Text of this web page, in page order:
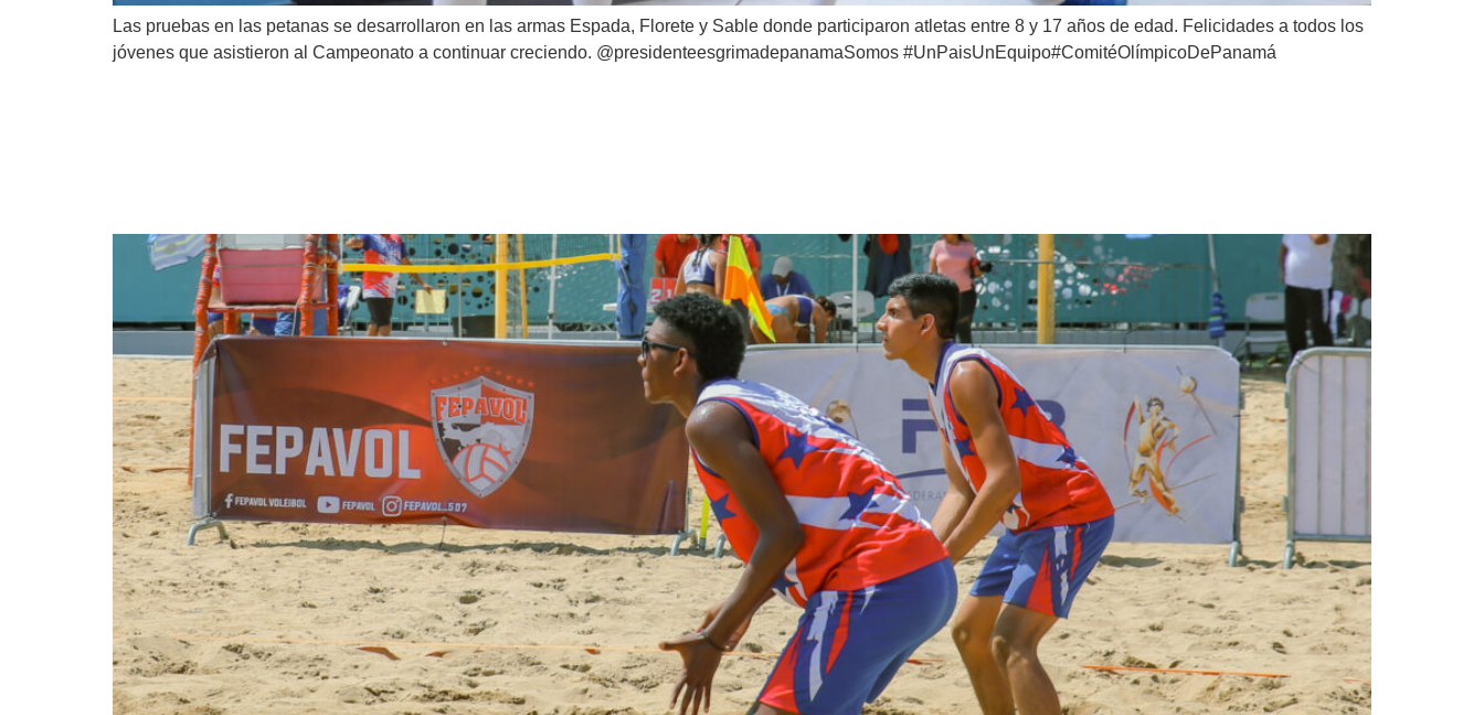
Las pruebas en las petanas se desarrollaron en las armas Espada, Florete y Sable donde participaron atletas entre 8 y 17 años de edad. Felicidades a todos los
jóvenes que asistieron al Campeonato a continuar creciendo. @presidenteesgrimadepanamaSomos #UnPaisUnEquipo#ComitéOlímpicoDePanamá